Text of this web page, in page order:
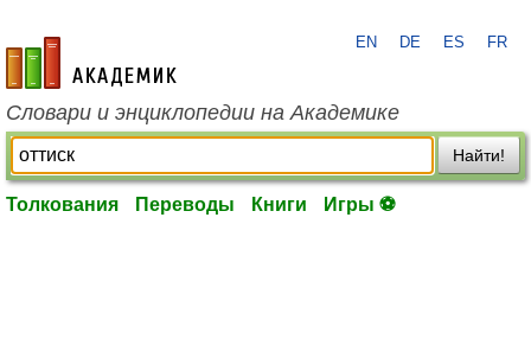
academic.ru
EN DE ES FR
Словари и энциклопедии на Академике
Найти!
Толкования Переводы Книги Игры ⚽